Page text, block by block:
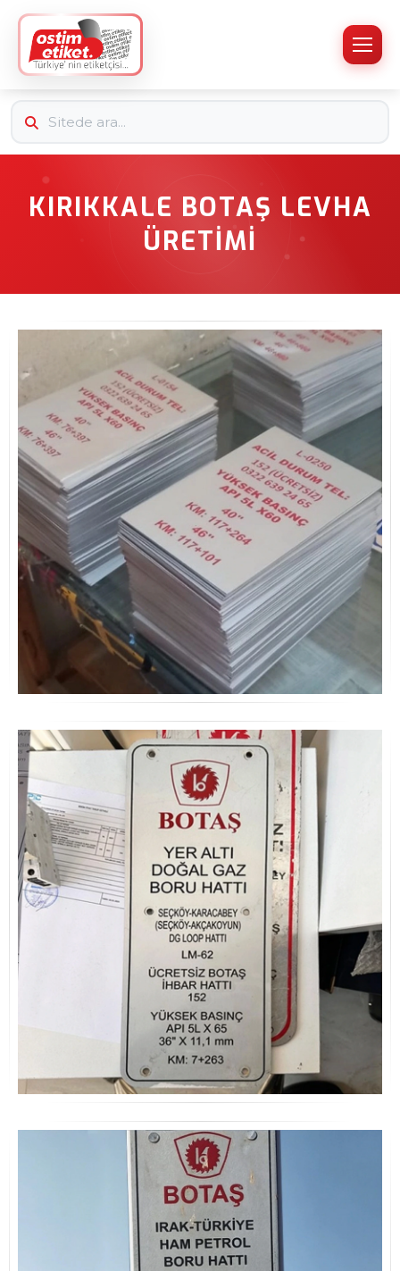
KIRIKKALE BOTAŞ LEVHA
ÜRETIMI